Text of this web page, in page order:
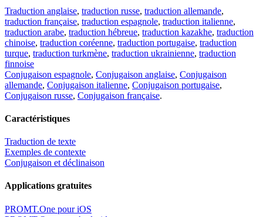
Traduction anglaise, traduction russe, traduction allemande,
traduction française, traduction espagnole, traduction italienne,
traduction arabe, traduction hébreue, traduction kazakhe, traduction
chinoise, traduction coréenne, traduction portugaise, traduction
turque, traduction turkmène, traduction ukrainienne, traduction
finnoise
Conjugaison espagnole, Conjugaison anglaise, Conjugaison
allemande, Conjugaison italienne, Conjugaison portugaise,
Conjugaison russe, Conjugaison française.
Caractéristiques
Traduction de texte
Exemples de contexte
Conjugaison et déclinaison
Applications gratuites
PROMT.One pour iOS